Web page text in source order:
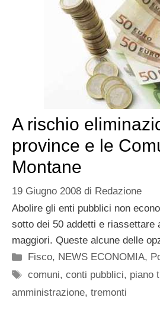
A rischio
province e le
Montane
19 Giugno 2008 di Redazione
Abolire gli enti pubblici non
sotto dei 50 addetti e riassettare
maggiori. Queste alcune delle
Categorie
Fisco, NEWS ECONOMIA,
Tag
comuni,conti pubblici, piano
amministrazione, tremonti